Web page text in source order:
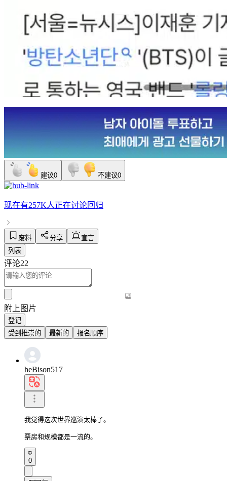
建议0 不建议0
现在有257K人正在讨论回归
废料 分享
宣言
列表
评论22
附上图片
登记
受到推崇的
最新的 报名顺序
heBison517
我觉得这次世界巡演太棒了。
票房和规模都是一流的。
0